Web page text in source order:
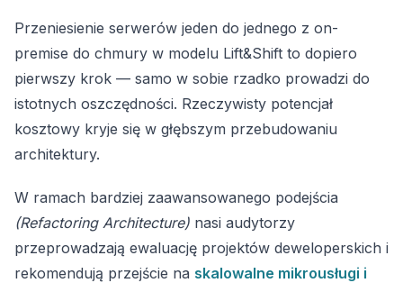
Przeniesienie serwerów jeden do jednego z on-
premise do chmury w modelu Lift&Shift to dopiero
pierwszy krok — samo w sobie rzadko prowadzi do
istotnych oszczędności. Rzeczywisty potencjał
kosztowy kryje się w głębszym przebudowaniu
architektury.
W ramach bardziej zaawansowanego podejścia
(Refactoring Architecture) nasi audytorzy
przeprowadzają ewaluację projektów deweloperskich i
rekomendują przejście na skalowalne mikrousługi i